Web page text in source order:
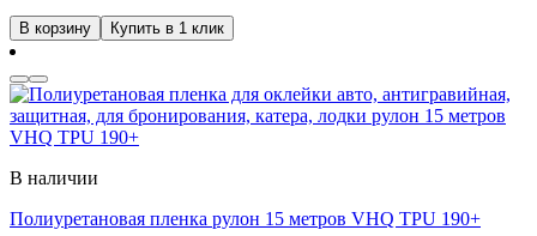
В корзину Купить в 1 клик
В наличии
Полиуретановая пленка рулон 15 метров VHQ TPU 190+